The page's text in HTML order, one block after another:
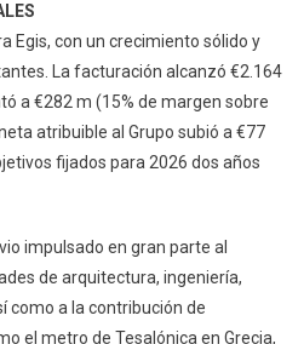
Egis, con un crecimiento sólido y
La facturación alcanzó €2.164
a €282 m (15% de margen sobre
atribuible al Grupo subió a €77
fijados para 2026 dos años
impulsado en gran parte al
de arquitectura, ingeniería,
como a la contribución de
el metro de Tesalónica en Grecia,